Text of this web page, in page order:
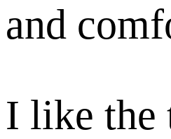
and
I like the